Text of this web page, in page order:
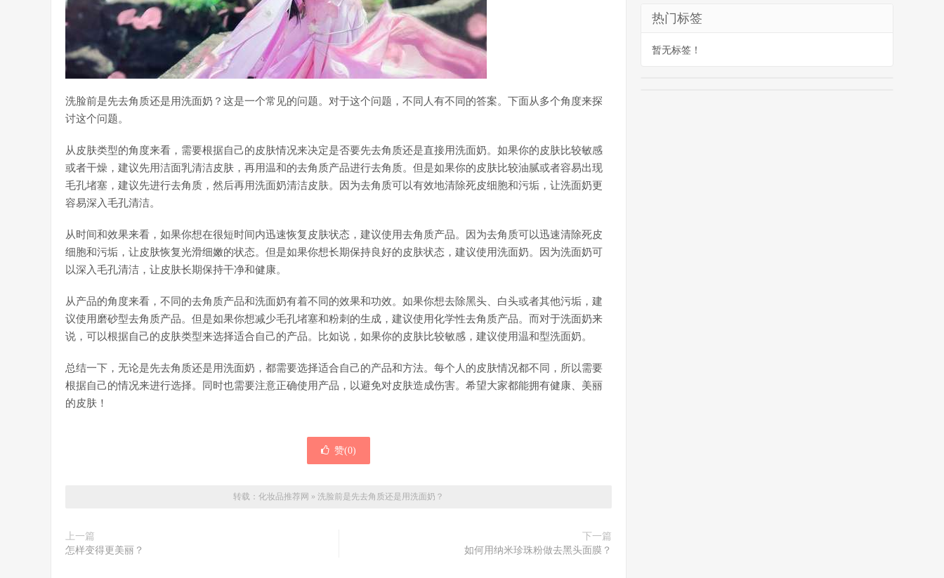
洗脸前是先去角质还是用洗面奶？这是一个常见的问题。对于这个问题，不同人有不同的答案。下面从多个角度来探
讨这个问题。
从皮肤类型的角度来看，需要根据自己的皮肤情况来决定是否要先去角质还是直接用洗面奶。如果你的皮肤比较敏感
或者干燥，建议先用洁面乳清洁皮肤，再用温和的去角质产品进行去角质。但是如果你的皮肤比较油腻或者容易出现
毛孔堵塞，建议先进行去角质，然后再用洗面奶清洁皮肤。因为去角质可以有效地清除死皮细胞和污垢，让洗面奶更
容易深入毛孔清洁。
从时间和效果来看，如果你想在很短时间内迅速恢复皮肤状态，建议使用去角质产品。因为去角质可以迅速清除死皮
细胞和污垢，让皮肤恢复光滑细嫩的状态。但是如果你想长期保持良好的皮肤状态，建议使用洗面奶。因为洗面奶可
以深入毛孔清洁，让皮肤长期保持干净和健康。
从产品的角度来看，不同的去角质产品和洗面奶有着不同的效果和功效。如果你想去除黑头、白头或者其他污垢，建
议使用磨砂型去角质产品。但是如果你想减少毛孔堵塞和粉刺的生成，建议使用化学性去角质产品。而对于洗面奶来
说，可以根据自己的皮肤类型来选择适合自己的产品。比如说，如果你的皮肤比较敏感，建议使用温和型洗面奶。
总结一下，无论是先去角质还是用洗面奶，都需要选择适合自己的产品和方法。每个人的皮肤情况都不同，所以需要
根据自己的情况来进行选择。同时也需要注意正确使用产品，以避免对皮肤造成伤害。希望大家都能拥有健康、美丽
的皮肤！
赞(0)
转载： 化妆品推荐网 » 洗脸前是先去角质还是用洗面奶？
上一篇
怎样变得更美丽？
下一篇
如何用纳米珍珠粉做去黑头面膜？
热门标签
暂无标签！